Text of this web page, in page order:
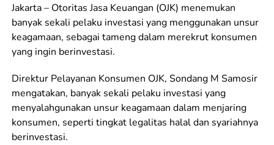
Jakarta – Otoritas Jasa Keuangan (OJK) menemukan
banyak sekali pelaku investasi yang menggunakan unsur
keagamaan, sebagai tameng dalam merekrut konsumen
yang ingin berinvestasi.
Direktur Pelayanan Konsumen OJK, Sondang M Samosir
mengatakan, banyak sekali pelaku investasi yang
menyalahgunakan unsur keagamaan dalam menjaring
konsumen, seperti tingkat legalitas halal dan syariahnya
berinvestasi.